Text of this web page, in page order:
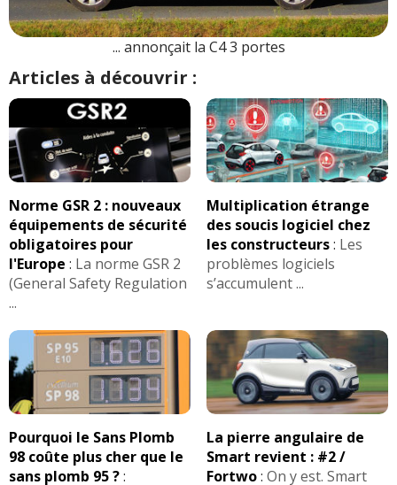
... annonçait la C4 3 portes
Articles à découvrir :
Norme GSR 2 : nouveaux
équipements de sécurité
obligatoires pour
l'Europe : La norme GSR 2
(General Safety Regulation
...
Multiplication étrange
des soucis logiciel chez
les constructeurs: Les
problèmes logiciels
s’accumulent ...
Pourquoi le Sans Plomb
98 coûte plus cher que le
sans plomb 95 ?:
La pierre angulaire de
Smart revient : #2 /
Fortwo: On y est. Smart